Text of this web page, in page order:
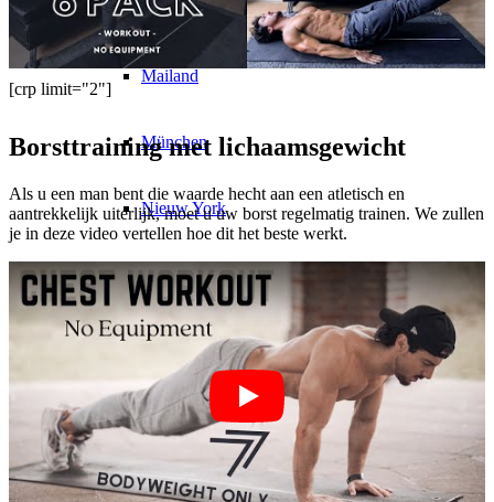
Los Angeles
Mailand
München
Nieuw York
Parijs
Modeshow
Banen & Carrière
BY CM
[crp limit="2"]
Borsttraining met lichaamsgewicht
Als u een man bent die waarde hecht aan een atletisch en
aantrekkelijk uiterlijk, moet u uw borst regelmatig trainen. We zullen
je in deze video vertellen hoe dit het beste werkt.